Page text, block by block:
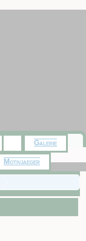
Galerie
Motivjaeger